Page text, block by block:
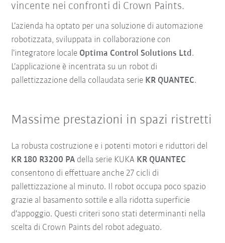
vincente nei confronti di Crown Paints.
L’azienda ha optato per una soluzione di automazione
robotizzata, sviluppata in collaborazione con
l’integratore locale Optima Control Solutions Ltd.
L’applicazione è incentrata su un robot di
pallettizzazione della collaudata serie KR QUANTEC.
Massime prestazioni in spazi ristretti
La robusta costruzione e i potenti motori e riduttori del
KR 180 R3200 PA della serie KUKA KR QUANTEC
consentono di effettuare anche 27 cicli di
pallettizzazione al minuto. Il robot occupa poco spazio
grazie al basamento sottile e alla ridotta superficie
d'appoggio. Questi criteri sono stati determinanti nella
scelta di Crown Paints del robot adeguato.